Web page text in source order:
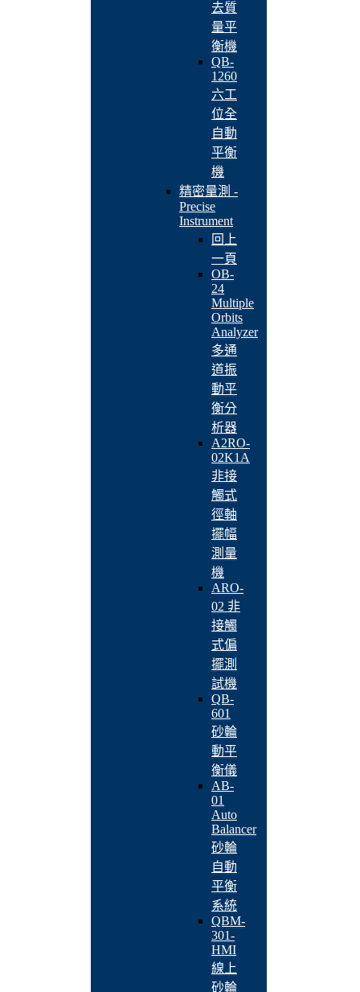
去質
量平
衡機
QB-
1260
六工
位全
自動
平衡
機
精密量測 -
Precise
Instrument
回上
一頁
OB-
24
Multiple
Orbits
Analyzer
多通
道振
動平
衡分
析器
A2RO-
02K1A
非接
觸式
徑軸
擺幅
測量
機
ARO-
02 非
接觸
式偏
擺測
試機
QB-
601
砂輪
動平
衡儀
AB-
01
Auto
Balancer
砂輪
自動
平衡
系統
QBM-
301-
HMI
線上
砂輪